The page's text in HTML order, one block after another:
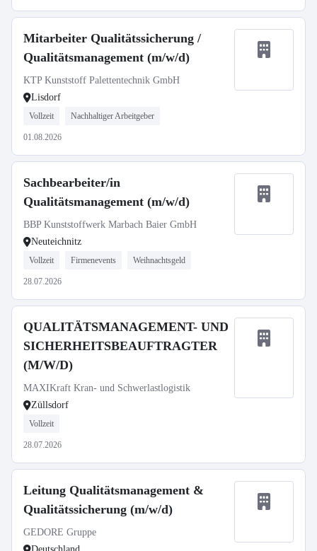
Mitarbeiter Qualitätssicherung /
Qualitätsmanagement (m/w/d)
KTP Kunststoff Palettentechnik GmbH
Lisdorf
Vollzeit Nachhaltiger Arbeitgeber
01.08.2026
Sachbearbeiter/in
Qualitätsmanagement (m/w/d)
BBP Kunststoffwerk Marbach Baier GmbH
Neuteichnitz
Vollzeit Firmenevents Weihnachtsgeld
28.07.2026
QUALITÄTSMANAGEMENT- UND
SICHERHEITSBEAUFTRAGTER
(M/W/D)
MAXIKraft Kran- und Schwerlastlogistik
Züllsdorf
Vollzeit
28.07.2026
Leitung Qualitätsmanagement &
Qualitätssicherung (m/w/d)
GEDORE Gruppe